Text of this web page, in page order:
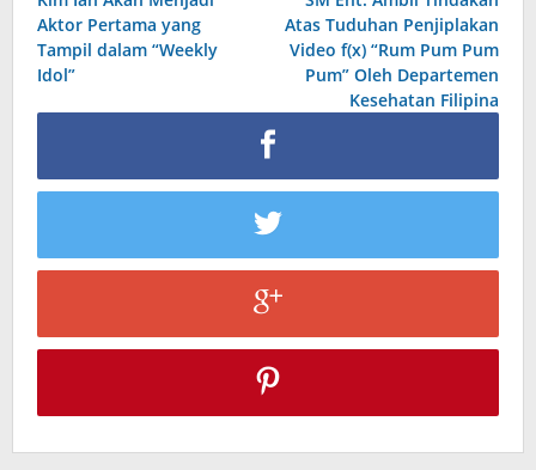
navigation
Aktor Pertama yang
Tampil dalam “Weekly
Idol”
Atas Tuduhan Penjiplakan
Video f(x) “Rum Pum Pum
Pum” Oleh Departemen
Kesehatan Filipina